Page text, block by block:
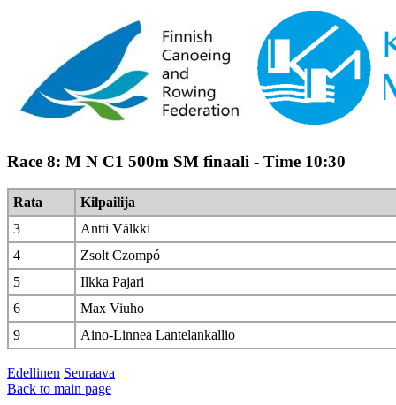
Race 8: M N C1 500m SM finaali - Time 10:30
Rata
Kilpailija
3
Antti Välkki
4
Zsolt Czompó
5
Ilkka Pajari
6
Max Viuho
9
Aino-Linnea Lantelankallio
Edellinen Seuraava
Back to main page